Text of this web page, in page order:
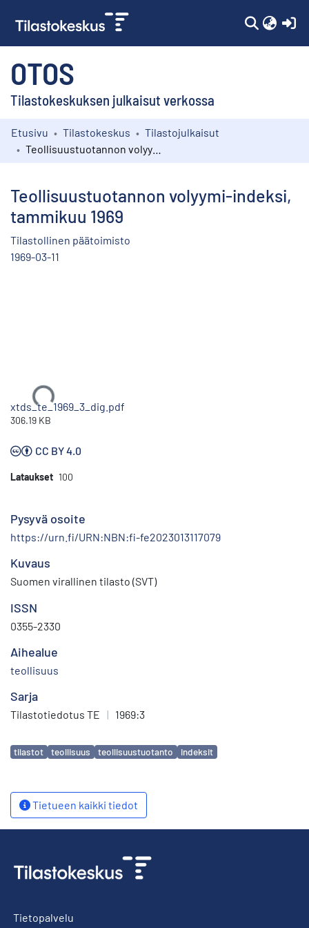
OTOS
Tilastokeskuksen julkaisut verkossa
Kokoelmat
Etusivu Tilastokeskus
Tilastojulkaisut
Teollisuustuotannon volyymi-indeksi,
tammikuu 1969
Tilastollinen päätoimisto
1969-03-11
Ladataan...
xtds_te_1969_3_dig.pdf
306.19 KB
CC BY 4.0
Lataukset 100
Pysyvä osoite
https://urn.fi/URN:NBN:fi-fe2023013117079
Kuvaus
Suomen virallinen tilasto (SVT)
ISSN
0355-2330
Aihealue
teollisuus
Sarja
Tilastotiedotus TE | 1969:3
Avainsanat
tilastot teollisuus teollisuustuotanto indeksit
Tietueen kaikki tiedot
Tietopalvelu